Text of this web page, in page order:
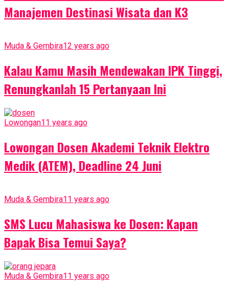
Manajemen Destinasi Wisata dan K3
Muda & Gembira12 years ago
Kalau Kamu Masih Mendewakan IPK Tinggi,
Renungkanlah 15 Pertanyaan Ini
Lowongan11 years ago
Lowongan Dosen Akademi Teknik Elektro
Medik (ATEM), Deadline 24 Juni
Muda & Gembira11 years ago
SMS Lucu Mahasiswa ke Dosen: Kapan
Bapak Bisa Temui Saya?
Muda & Gembira11 years ago